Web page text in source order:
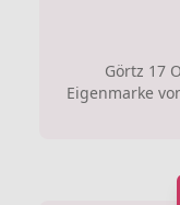
Görtz 17
Eigenmarke